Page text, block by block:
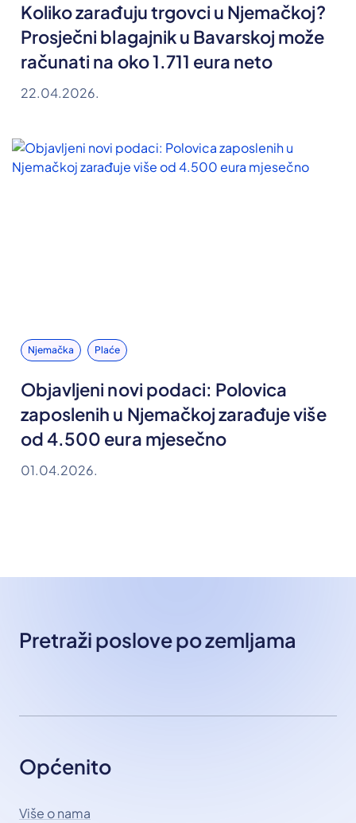
Koliko zarađuju trgovci u Njemačkoj?
Prosječni blagajnik u Bavarskoj može
računati na oko 1.711 eura neto
22.04.2026.
Njemačka Plaće
Objavljeni novi podaci: Polovica
zaposlenih u Njemačkoj zarađuje više
od 4.500 eura mjesečno
01.04.2026.
Pretraži poslove po zemljama
Općenito
Više o nama